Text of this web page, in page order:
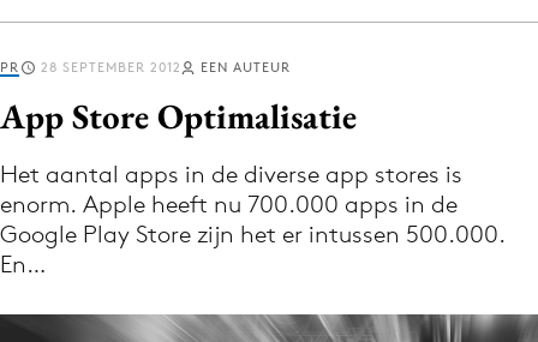
Log in
Download de app
Volg het laatste nieuws via de Adformatie
Nieuws app
PR 28 SEPTEMBER 2012 EEN AUTEUR
App Store Optimalisatie
Het aantal apps in de diverse app stores is
enorm. Apple heeft nu 700.000 apps in de
Google Play Store zijn het er intussen 500.000.
En…